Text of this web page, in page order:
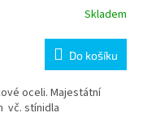
M
A
Skladem
Do košíku
oceli. Majestátní
vč. stínidla